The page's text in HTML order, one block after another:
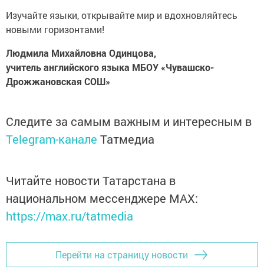
Изучайте языки, открывайте мир и вдохновляйтесь
новыми горизонтами!
Людмила Михайловна Одинцова,
учитель английского языка МБОУ «Чувашско-
Дрожжановская СОШ»
Следите за самым важным и интересным в
Telegram-канале Татмедиа
Читайте новости Татарстана в
национальном мессенджере MАХ:
https://max.ru/tatmedia
Перейти на страницу новости